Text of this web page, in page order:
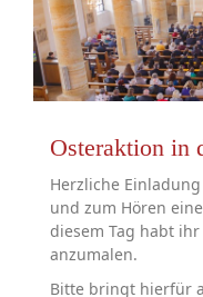
Osteraktion in
Herzliche
und zum Hören
diesem Tag habt
anzumalen.
Bitte bringt hierfür